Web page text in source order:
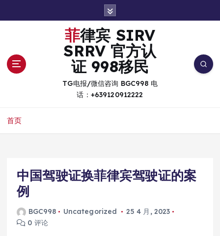
菲律宾 SIRV
SRRV 官方认
证 998移民
TG电报/微信咨询 BGC998 电
话：+639120912222
首页
中国驾驶证换菲律宾驾驶证的案
例
BGC998 Uncategorized
25 4 月, 2023
0 评论